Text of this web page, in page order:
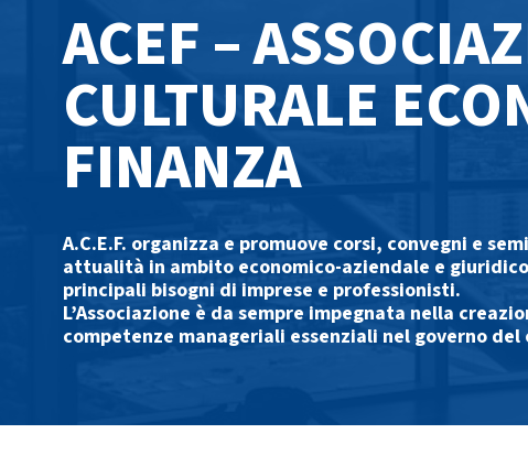
ACEF –
CULTURALE
FINANZA
A.C.E.F. organizza e promuove corsi, convegni e
attualità in ambito economico-aziendale e
principali bisogni di imprese e professionisti.
L’Associazione è da sempre impegnata nella
competenze manageriali essenziali nel governo